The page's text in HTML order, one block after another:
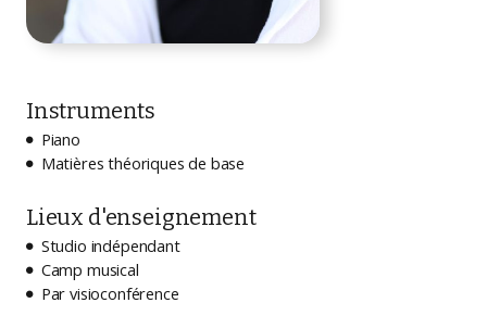
Instruments
 Piano
 Matières théoriques de base
Lieux d'enseignement
 Studio indépendant
 Camp musical
 Par visioconférence